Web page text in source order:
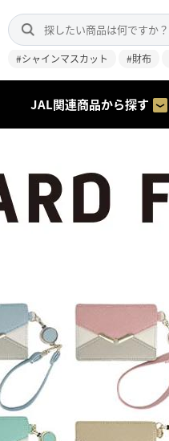
#シャインマスカット #財布
JAL関連商品から探す